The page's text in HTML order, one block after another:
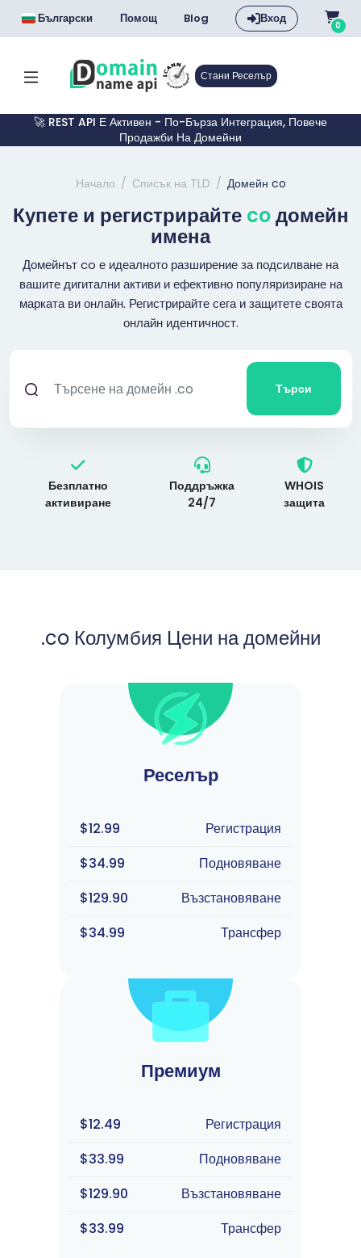
Български Помощ Blog Вход 0
Стани Реселър
🚀 REST API Е Активен - По-Бърза Интеграция, Повече
Продажби На Домейни
Начало Списък на TLD Домейн co
Купете и регистрирайте coдомейн
имена
Домейнът co е идеалното разширение за подсилване на
вашите дигитални активи и ефективно популяризиране на
марката ви онлайн. Регистрирайте сега и защитете своята
онлайн идентичност.
Търси
Безплатно
активиране
Поддръжка
24/7
WHOIS
защита
.co Колумбия Цени на домейни
Реселър
$12.99
Регистрация
$34.99
Подновяване
$129.90
Възстановяване
$34.99
Трансфер
Премиум
$12.49
Регистрация
$33.99
Подновяване
$129.90
Възстановяване
$33.99
Трансфер